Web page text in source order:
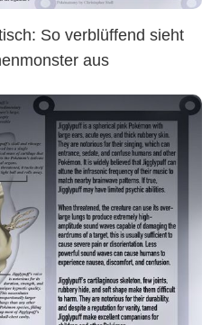
So verblüffend sieht
aus